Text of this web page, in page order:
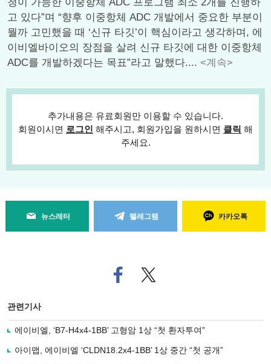
고 있다”며 “향후 이중항체 ADC 개발에서 중요한 부분이
뭘까 고민했을 때 ‘신규 타깃’이 핵심이라고 생각하며, 에
이비엘바이오의 장점을 살려 신규 타깃에 대한 이중항체
ADC를 개발하겠다는 목표”라고 말했다.... <계속>
추가내용은 유료회원만 이용할 수 있습니다.
회원이시면 로그인 해주시고, 회원가입을 원하시면 클릭 해
주세요.
뉴스레터 텔레그램 카카오톡
페
이
로
기
사
트위
터로
관련기사
에이비엘, ‘B7-H4x4-1BB’ 고형암 1상 “첫 환자투여”
아이맵, 에이비엘 ‘CLDN18.2x4-1BB’ 1상 중간 “첫 공개”